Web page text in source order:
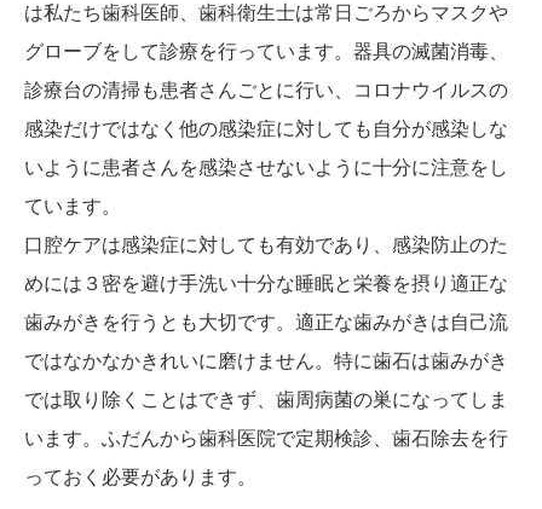
は私たち歯科医師、歯科衛生士は常日ごろからマスクや
グローブをして診療を行っています。器具の滅菌消毒、
診療台の清掃も患者さんごとに行い、コロナウイルスの
感染だけではなく他の感染症に対しても自分が感染しな
いように患者さんを感染させないように十分に注意をし
ています。
口腔ケアは感染症に対しても有効であり、感染防止のた
めには３密を避け手洗い十分な睡眠と栄養を摂り適正な
歯みがきを行うとも大切です。適正な歯みがきは自己流
ではなかなかきれいに磨けません。特に歯石は歯みがき
では取り除くことはできず、歯周病菌の巣になってしま
います。ふだんから歯科医院で定期検診、歯石除去を行
っておく必要があります。